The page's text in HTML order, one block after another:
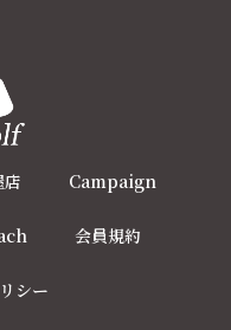
Campaign
会員規約
シー